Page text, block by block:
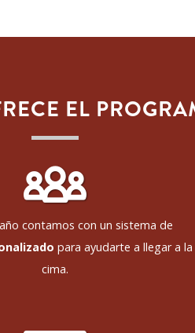
EL
contamos con un sistema de
para ayudarte a llegar a la
cima.